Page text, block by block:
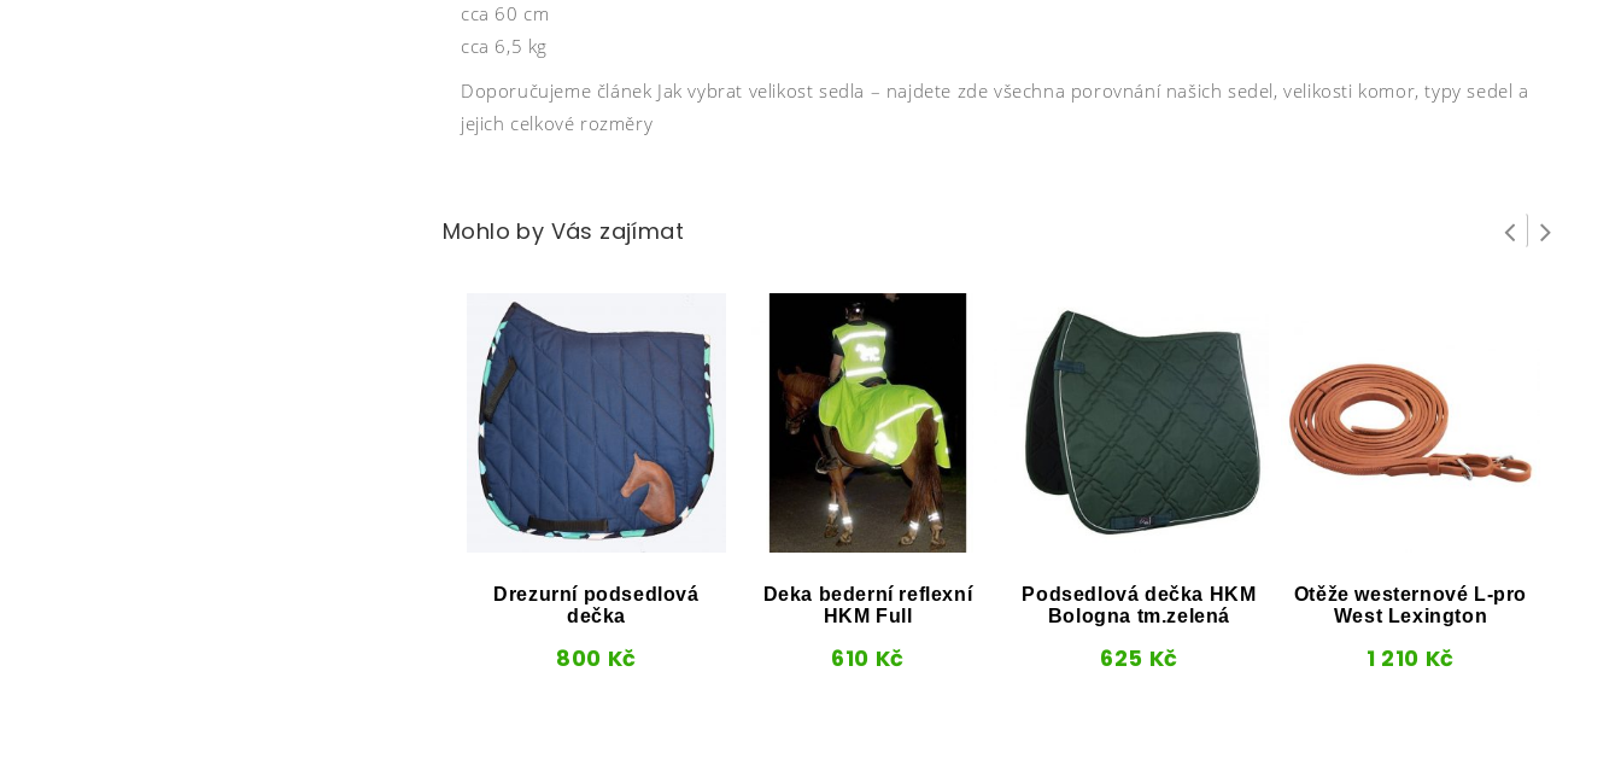
cca 60 cm
cca 6,5 kg
Doporučujeme článek Jak vybrat velikost sedla – najdete zde všechna porovnání našich sedel, velikosti komor, typy sedel a
jejich celkové rozměry
Mohlo by Vás zajímat
Drezurní podsedlová
dečka
800 Kč
Deka bederní reflexní
HKM Full
610 Kč
Podsedlová dečka HKM
Bologna tm.zelená
625 Kč
Otěže westernové L-pro
West Lexington
1 210 Kč